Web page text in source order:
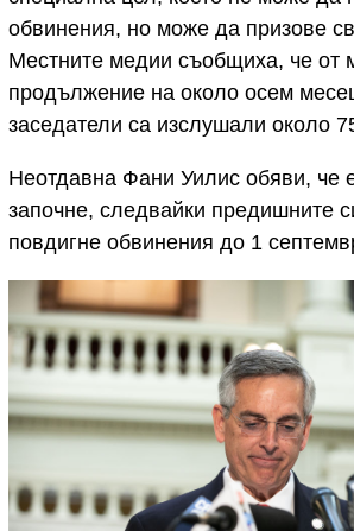
обвинения, но може да призове
Местните медии съобщиха, че от
продължение на около осем
заседатели са изслушали около
Неотдавна Фани Уилис обяви, че е
започне, следвайки предишните
повдигне обвинения до 1